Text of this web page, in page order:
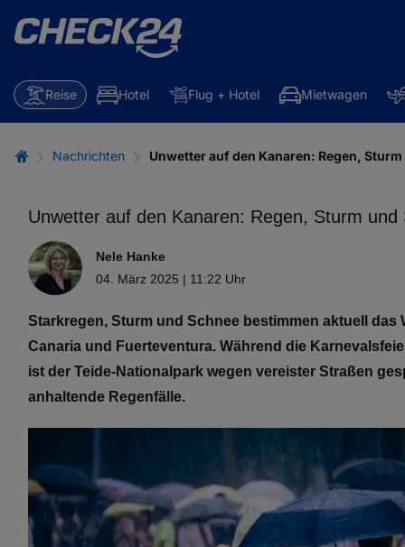
Reise Hotel Flug + Hotel Mietwagen
Nachrichten Unwetter auf den Kanaren: Regen,
Unwetter auf den Kanaren: Regen, Sturm
Nele Hanke
04. März 2025 | 11:22 Uhr
Starkregen, Sturm und Schnee bestimmen aktuell
Canaria und Fuerteventura. Während die
ist der Teide-Nationalpark wegen vereister Straßen
anhaltende Regenfälle.